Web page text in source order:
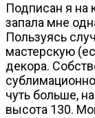
Подписан я на
запала мне
Пользуясь
мастерскую
декора.
чуть больше,
высота 130.